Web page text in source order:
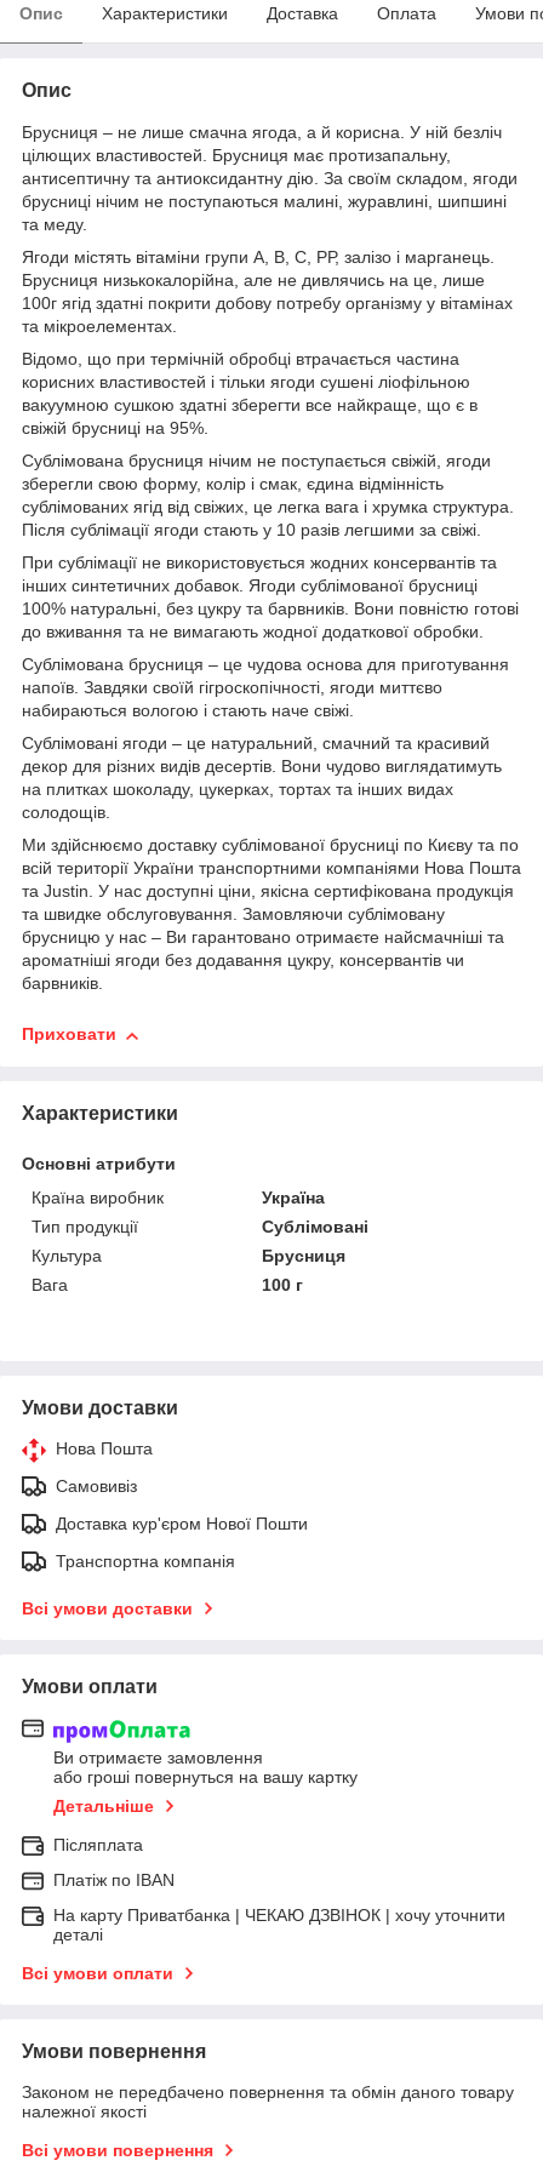
Опис Характеристики Доставка Оплата Умови
Опис
Брусниця – не лише смачна ягода, а й корисна. У ній безліч
цілющих властивостей. Брусниця має протизапальну,
антисептичну та антиоксидантну дію. За своїм складом, ягоди
брусниці нічим не поступаються малині, журавлині, шипшині
та меду.
Ягоди містять вітаміни групи A, В, С, РР, залізо і марганець.
Брусниця низькокалорійна, але не дивлячись на це, лише
100г ягід здатні покрити добову потребу організму у вітамінах
та мікроелементах.
Відомо, що при термічній обробці втрачається частина
корисних властивостей і тільки ягоди сушені ліофільною
вакуумною сушкою здатні зберегти все найкраще, що є в
свіжій брусниці на 95%.
Сублімована брусниця нічим не поступається свіжій, ягоди
зберегли свою форму, колір і смак, єдина відмінність
сублімованих ягід від свіжих, це легка вага і хрумка структура.
Після сублімації ягоди стають у 10 разів легшими за свіжі.
При сублімації не використовується жодних консервантів та
інших синтетичних добавок. Ягоди сублімованої брусниці
100% натуральні, без цукру та барвників. Вони повністю готові
до вживання та не вимагають жодної додаткової обробки.
Сублімована брусниця – це чудова основа для приготування
напоїв. Завдяки своїй гігроскопічності, ягоди миттєво
набираються вологою і стають наче свіжі.
Сублімовані ягоди – це натуральний, смачний та красивий
декор для різних видів десертів. Вони чудово виглядатимуть
на плитках шоколаду, цукерках, тортах та інших видах
солодощів.
Ми здійснюємо доставку сублімованої брусниці по Києву та по
всій території України транспортними компаніями Нова Пошта
та Justin. У нас доступні ціни, якісна сертифікована продукція
та швидке обслуговування. Замовляючи сублімовану
брусницю у нас – Ви гарантовано отримаєте найсмачніші та
ароматніші ягоди без додавання цукру, консервантів чи
барвників.
Приховати
Характеристики
Основні атрибути
Країна виробник
Україна
Тип продукції
Сублімовані
Культура
Брусниця
Вага
100 г
Умови доставки
Нова Пошта
Самовивіз
Доставка кур'єром Нової Пошти
Транспортна компанія
Всі умови доставки
Умови оплати
Ви отримаєте замовлення
або гроші повернуться на вашу картку
Детальніше
Післяплата
Платіж по IBAN
На карту Приватбанка | ЧЕКАЮ ДЗВІНОК | хочу уточнити
деталі
Всі умови оплати
Умови повернення
Законом не передбачено повернення та обмін даного товару
належної якості
Всі умови повернення